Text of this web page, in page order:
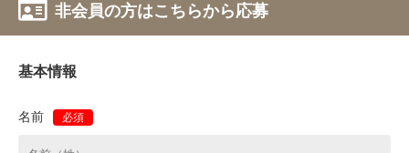
非会員の方はこちらから応募
基本情報
名前 必須